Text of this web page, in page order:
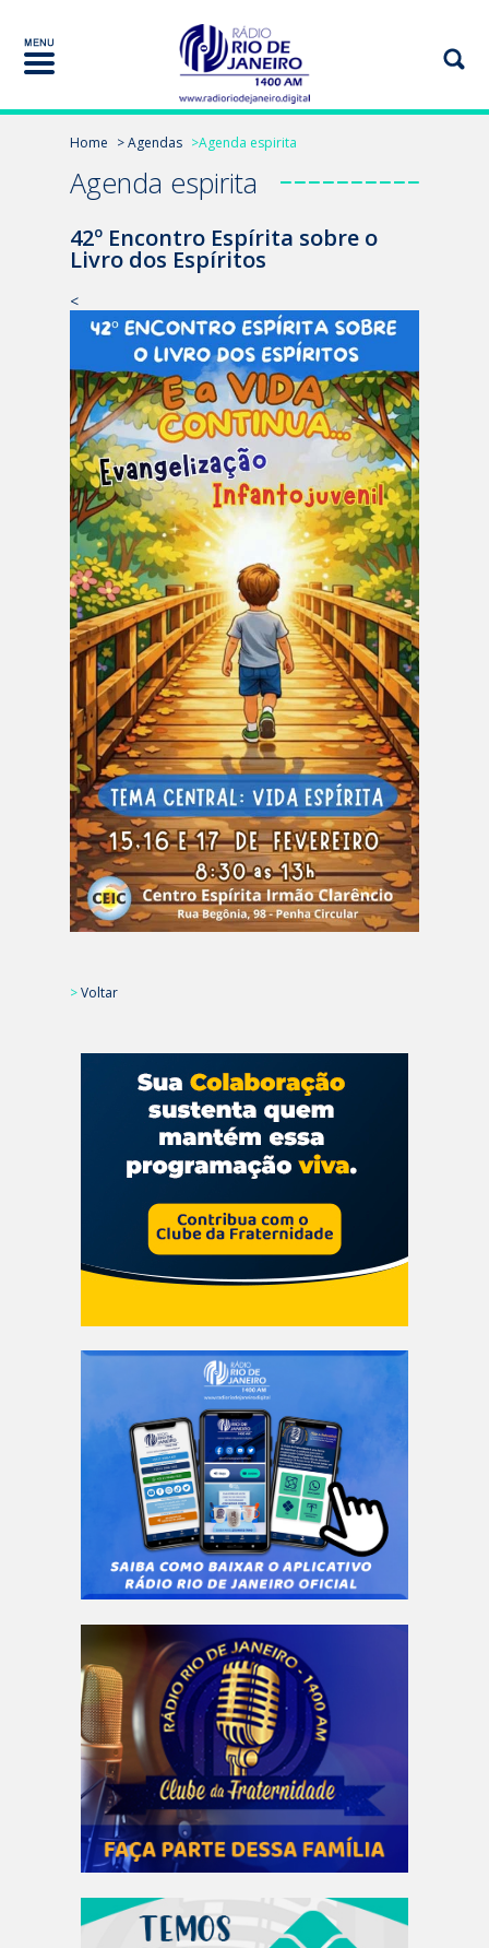
Home > Agendas >Agenda espirita
Agenda espirita
42º Encontro Espírita sobre o
Livro dos Espíritos
<
>Voltar